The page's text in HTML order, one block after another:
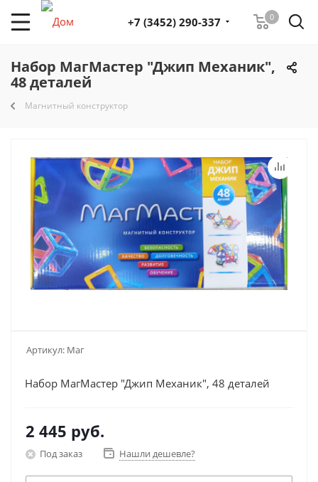
0
+7 (3452) 290-337
Набор МагМастер "Джип Механик",
48 деталей
Магнитный конструктор
Артикул: Маг
Набор МагМастер "Джип Механик", 48 деталей
2 445 руб.
Под заказ Нашли дешевле?